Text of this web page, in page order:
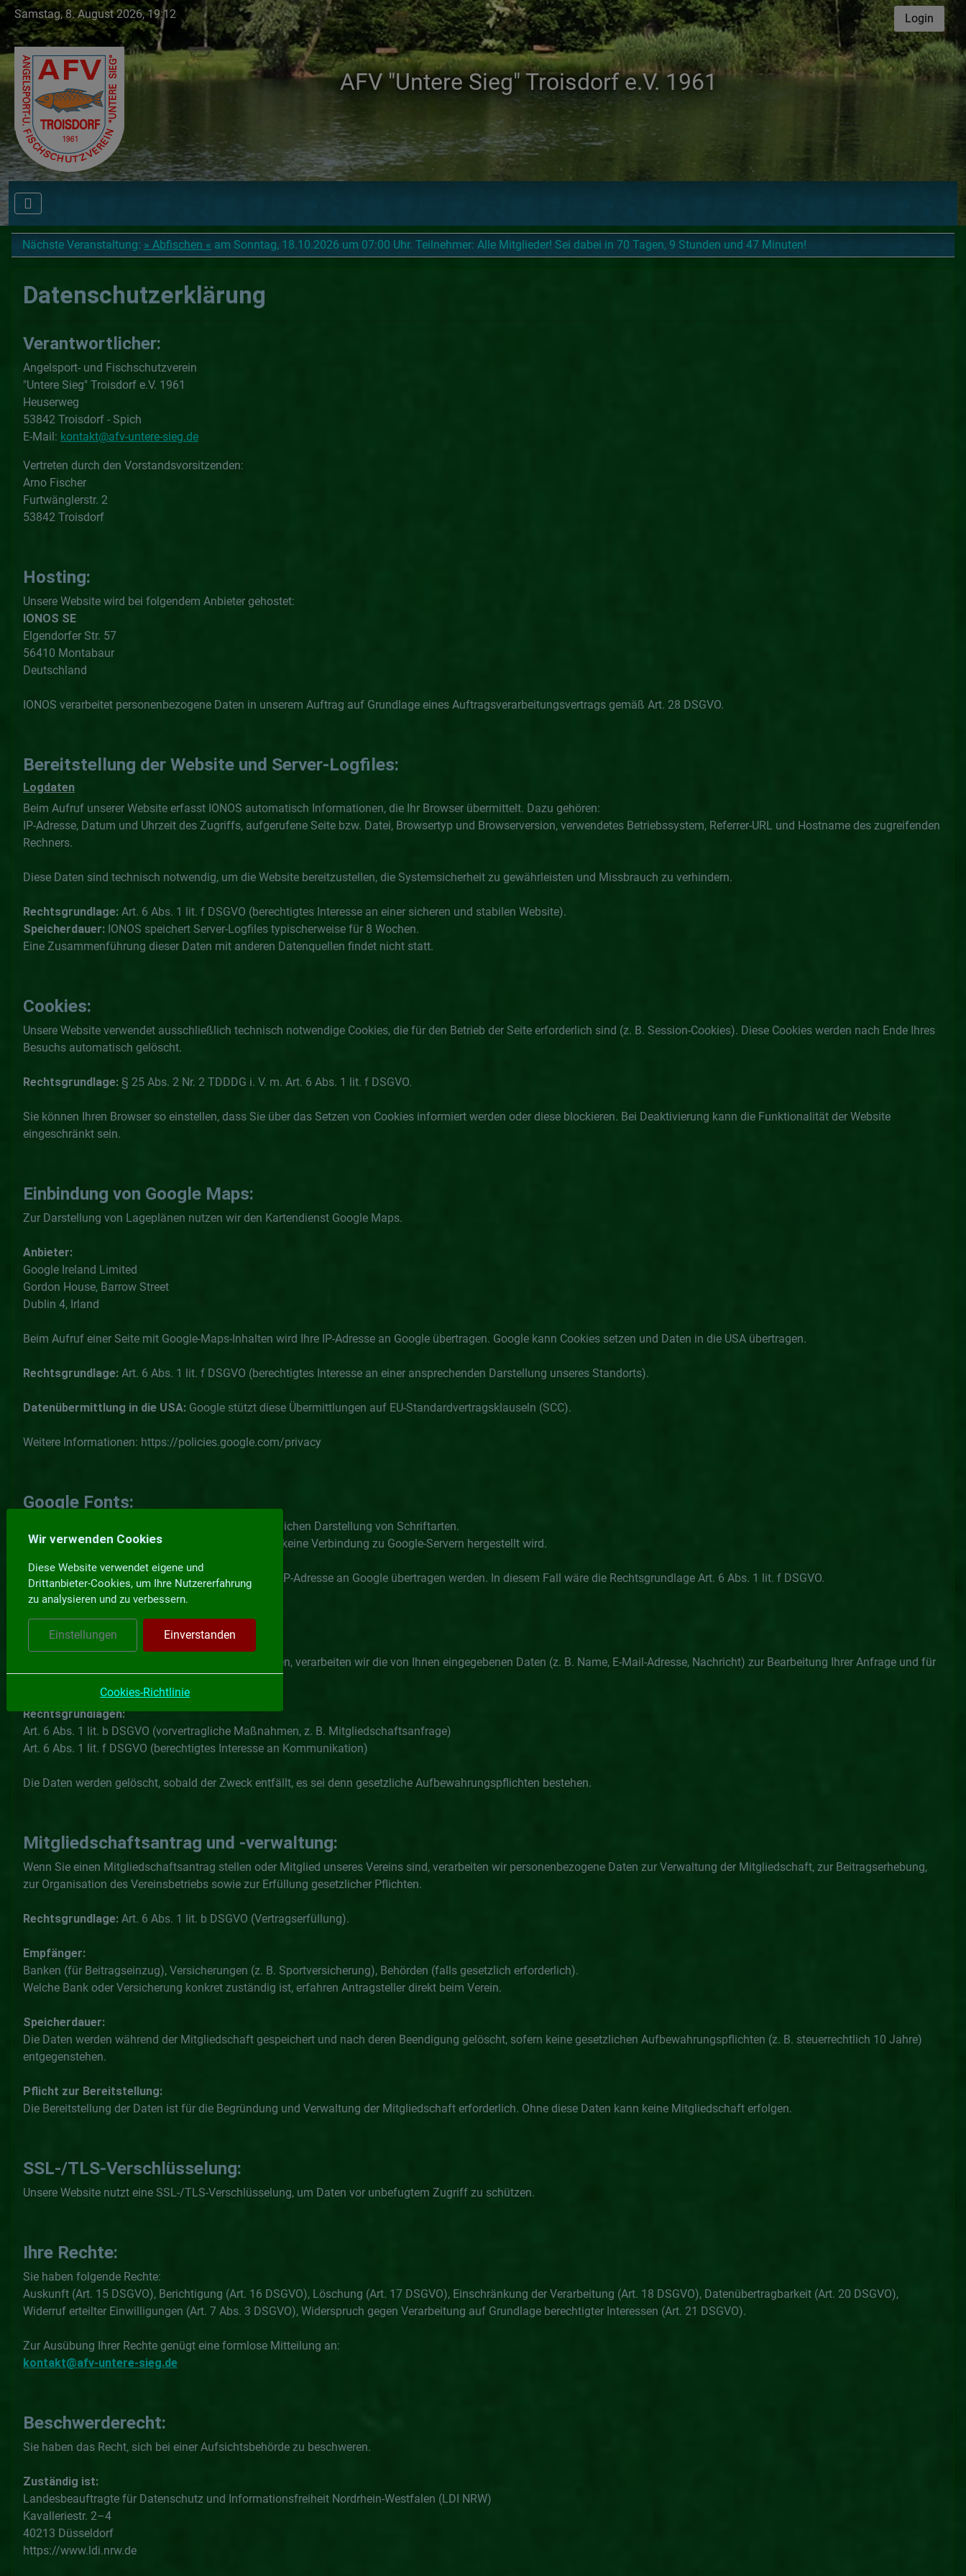
Samstag, 8. August 2026, 19:12 Login
AFV "Untere Sieg" Troisdorf e.V. 1961
Nächste Veranstaltung: » Abfischen « am Sonntag, 18.10.2026 um 07:00 Uhr. Teilnehmer: Alle Mitglieder! Sei dabei in 70 Tagen, 9 Stunden und 47 Minuten!
Datenschutzerklärung
Verantwortlicher:
Angelsport- und Fischschutzverein
"Untere Sieg" Troisdorf e.V. 1961
Heuserweg
53842 Troisdorf - Spich
E-Mail: kontakt@afv-untere-sieg.de
Vertreten durch den Vorstandsvorsitzenden:
Arno Fischer
Furtwänglerstr. 2
53842 Troisdorf
Hosting:
Unsere Website wird bei folgendem Anbieter gehostet:
IONOS SE
Elgendorfer Str. 57
56410 Montabaur
Deutschland
IONOS verarbeitet personenbezogene Daten in unserem Auftrag auf Grundlage eines Auftragsverarbeitungsvertrags gemäß Art. 28 DSGVO.
Bereitstellung der Website und Server-Logfiles:
Logdaten
Beim Aufruf unserer Website erfasst IONOS automatisch Informationen, die Ihr Browser übermittelt. Dazu gehören:
IP-Adresse, Datum und Uhrzeit des Zugriffs, aufgerufene Seite bzw. Datei, Browsertyp und Browserversion, verwendetes Betriebssystem, Referrer-URL und Hostname des zugreifenden
Rechners.
Diese Daten sind technisch notwendig, um die Website bereitzustellen, die Systemsicherheit zu gewährleisten und Missbrauch zu verhindern.
Rechtsgrundlage: Art. 6 Abs. 1 lit. f DSGVO (berechtigtes Interesse an einer sicheren und stabilen Website).
Speicherdauer: IONOS speichert Server-Logfiles typischerweise für 8 Wochen.
Eine Zusammenführung dieser Daten mit anderen Datenquellen findet nicht statt.
Cookies:
Unsere Website verwendet ausschließlich technisch notwendige Cookies, die für den Betrieb der Seite erforderlich sind (z. B. Session-Cookies). Diese Cookies werden nach Ende Ihres
Besuchs automatisch gelöscht.
Rechtsgrundlage: § 25 Abs. 2 Nr. 2 TDDDG i. V. m. Art. 6 Abs. 1 lit. f DSGVO.
Sie können Ihren Browser so einstellen, dass Sie über das Setzen von Cookies informiert werden oder diese blockieren. Bei Deaktivierung kann die Funktionalität der Website
eingeschränkt sein.
Einbindung von Google Maps:
Zur Darstellung von Lageplänen nutzen wir den Kartendienst Google Maps.
Anbieter:
Google Ireland Limited
Gordon House, Barrow Street
Dublin 4, Irland
Beim Aufruf einer Seite mit Google-Maps-Inhalten wird Ihre IP-Adresse an Google übertragen. Google kann Cookies setzen und Daten in die USA übertragen.
Rechtsgrundlage: Art. 6 Abs. 1 lit. f DSGVO (berechtigtes Interesse an einer ansprechenden Darstellung unseres Standorts).
Datenübermittlung in die USA: Google stützt diese Übermittlungen auf EU-Standardvertragsklauseln (SCC).
Weitere Informationen: https://policies.google.com/privacy
Google Fonts:
Unsere Website verwendet Google Fonts zur einheitlichen Darstellung von Schriftarten.
Die Schriftarten werden lokal eingebunden, sodass keine Verbindung zu Google-Servern hergestellt wird.
Sollte eine externe Einbindung erfolgen, würde Ihre IP-Adresse an Google übertragen werden. In diesem Fall wäre die Rechtsgrundlage Art. 6 Abs. 1 lit. f DSGVO.
Kontaktformular:
Wenn Sie uns über das Kontaktformular kontaktieren, verarbeiten wir die von Ihnen eingegebenen Daten (z. B. Name, E-Mail-Adresse, Nachricht) zur Bearbeitung Ihrer Anfrage und für
Rechtsgrundlagen:
Art. 6 Abs. 1 lit. b DSGVO (vorvertragliche Maßnahmen, z. B. Mitgliedschaftsanfrage)
Art. 6 Abs. 1 lit. f DSGVO (berechtigtes Interesse an Kommunikation)
Die Daten werden gelöscht, sobald der Zweck entfällt, es sei denn gesetzliche Aufbewahrungspflichten bestehen.
Mitgliedschaftsantrag und -verwaltung:
Wenn Sie einen Mitgliedschaftsantrag stellen oder Mitglied unseres Vereins sind, verarbeiten wir personenbezogene Daten zur Verwaltung der Mitgliedschaft, zur Beitragserhebung,
zur Organisation des Vereinsbetriebs sowie zur Erfüllung gesetzlicher Pflichten.
Rechtsgrundlage: Art. 6 Abs. 1 lit. b DSGVO (Vertragserfüllung).
Empfänger:
Banken (für Beitragseinzug), Versicherungen (z. B. Sportversicherung), Behörden (falls gesetzlich erforderlich).
Welche Bank oder Versicherung konkret zuständig ist, erfahren Antragsteller direkt beim Verein.
Speicherdauer:
Die Daten werden während der Mitgliedschaft gespeichert und nach deren Beendigung gelöscht, sofern keine gesetzlichen Aufbewahrungspflichten (z. B. steuerrechtlich 10 Jahre)
entgegenstehen.
Pflicht zur Bereitstellung:
Die Bereitstellung der Daten ist für die Begründung und Verwaltung der Mitgliedschaft erforderlich. Ohne diese Daten kann keine Mitgliedschaft erfolgen.
SSL-/TLS-Verschlüsselung:
Unsere Website nutzt eine SSL-/TLS-Verschlüsselung, um Daten vor unbefugtem Zugriff zu schützen.
Ihre Rechte:
Sie haben folgende Rechte:
Auskunft (Art. 15 DSGVO), Berichtigung (Art. 16 DSGVO), Löschung (Art. 17 DSGVO), Einschränkung der Verarbeitung (Art. 18 DSGVO), Datenübertragbarkeit (Art. 20 DSGVO),
Widerruf erteilter Einwilligungen (Art. 7 Abs. 3 DSGVO), Widerspruch gegen Verarbeitung auf Grundlage berechtigter Interessen (Art. 21 DSGVO).
Zur Ausübung Ihrer Rechte genügt eine formlose Mitteilung an:
kontakt@afv-untere-sieg.de
Beschwerderecht:
Sie haben das Recht, sich bei einer Aufsichtsbehörde zu beschweren.
Zuständig ist:
Landesbeauftragte für Datenschutz und Informationsfreiheit Nordrhein-Westfalen (LDI NRW)
Kavalleriestr. 2–4
40213 Düsseldorf
https://www.ldi.nrw.de
Wir verwenden Cookies
Diese Website verwendet eigene und
Drittanbieter-Cookies, um Ihre Nutzererfahrung
zu analysieren und zu verbessern.
Einstellungen Einverstanden
Cookies-Richtlinie